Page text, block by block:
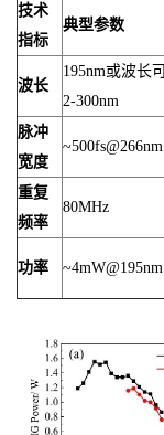
技术
指标
典型参数
波长
195nm或波长
2-300nm
脉冲
宽度
~500fs@266nm
重复
频率
80MHz
功率 ~4mW@195nm